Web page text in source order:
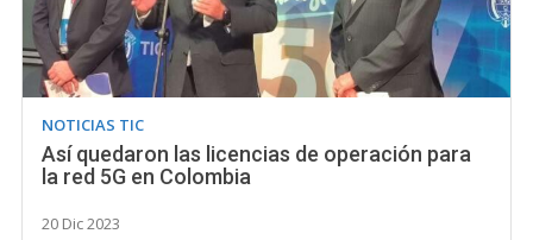
NOTICIAS TIC
Así quedaron las licencias de operación para
la red 5G en Colombia
20 Dic 2023